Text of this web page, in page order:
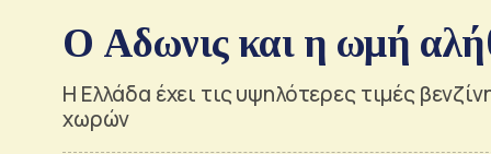
Ο Αδωνις και η ωμή
Η Ελλάδα έχει τις υψηλότερες τιμές
χωρών